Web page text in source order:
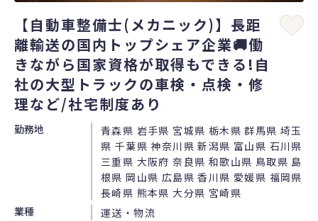
【自動車整備士(メカニック)】長距
離輸送の国内トップシェア企業🚚働
きながら国家資格が取得もできる!自
社の大型トラックの車検・点検・修
理など/社宅制度あり
勤務地
青森県 岩手県 宮城県 栃木県 群馬県 埼玉
県 千葉県 神奈川県 新潟県 富山県 石川県
三重県 大阪府 奈良県 和歌山県 鳥取県 島
根県 岡山県 広島県 香川県 愛媛県 福岡県
長崎県 熊本県 大分県 宮崎県
業種
運送・物流